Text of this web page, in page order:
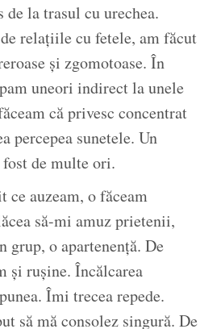
la trasul cu urechea.
relațiile cu fetele, am făcut
și zgomotoase. În
uneori indirect la unele
că privesc concentrat
percepea sunetele. Un
de multe ori.
ce auzeam, o făceam
să-mi amuz prietenii,
o apartenență. De
și rușine. Încălcarea
Îmi trecea repede.
să mă consolez singură. De